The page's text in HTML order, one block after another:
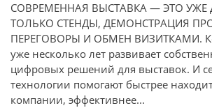
СОВРЕМЕННАЯ ВЫСТАВКА — ЭТО УЖЕ
ТОЛЬКО СТЕНДЫ, ДЕМОНСТРАЦИЯ
ПЕРЕГОВОРЫ И ОБМЕН ВИЗИТКАМИ.
уже несколько лет развивает
цифровых решений для выставок. И
технологии помогают быстрее
компании, эффективнее...